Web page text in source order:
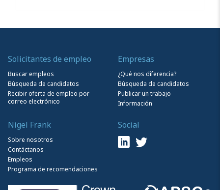
Solicitantes de empleo
Buscar empleos
Búsqueda de candidatos
Recibir oferta de empleo por
correo electrónico
Empresas
¿Qué nos diferencia?
Búsqueda de candidatos
Publicar un trabajo
Información
Nigel Frank
Sobre nosotros
Contáctanos
Empleos
Programa de recomendaciones
Social